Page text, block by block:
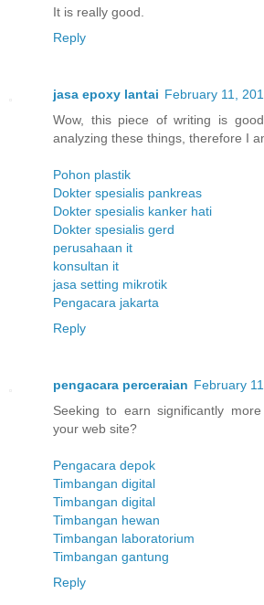
It is really good.
Reply
jasa epoxy lantai February 11,
Wow, this piece of writing is
analyzing these things, therefore I
Pohon plastik
Dokter spesialis pankreas
Dokter spesialis kanker hati
Dokter spesialis gerd
perusahaan it
konsultan it
jasa setting mikrotik
Pengacara jakarta
Reply
pengacara perceraian February
Seeking to earn significantly
your web site?
Pengacara depok
Timbangan digital
Timbangan digital
Timbangan hewan
Timbangan laboratorium
Timbangan gantung
Reply